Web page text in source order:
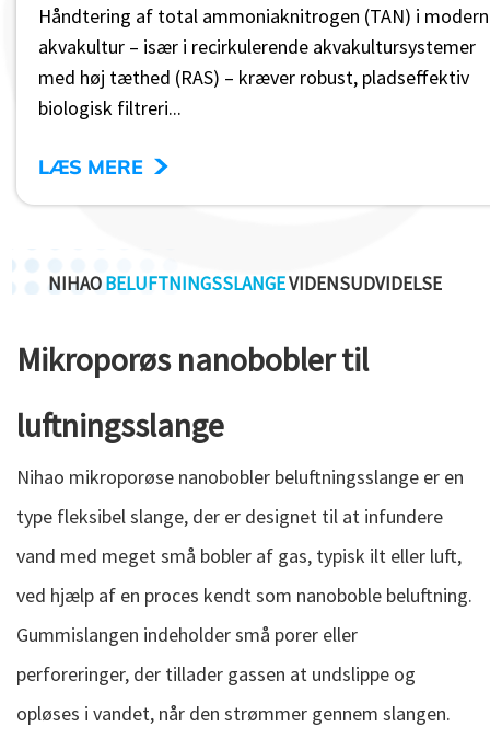
Håndtering af total ammoniaknitrogen (TAN) i
akvakultur – især i recirkulerende akvakultursystemer
med høj tæthed (RAS) – kræver robust, pladseffektiv
biologisk filtreri...
LÆS MERE >
NIHAOBELUFTNINGSSLANGEVIDENSUDVIDELSE
Mikroporøs nanobobler til
luftningsslange
Nihao mikroporøse nanobobler beluftningsslange er en
type fleksibel slange, der er designet til at infundere
vand med meget små bobler af gas, typisk ilt eller luft,
ved hjælp af en proces kendt som nanoboble beluftning.
Gummislangen indeholder små porer eller
perforeringer, der tillader gassen at undslippe og
opløses i vandet, når den strømmer gennem slangen.